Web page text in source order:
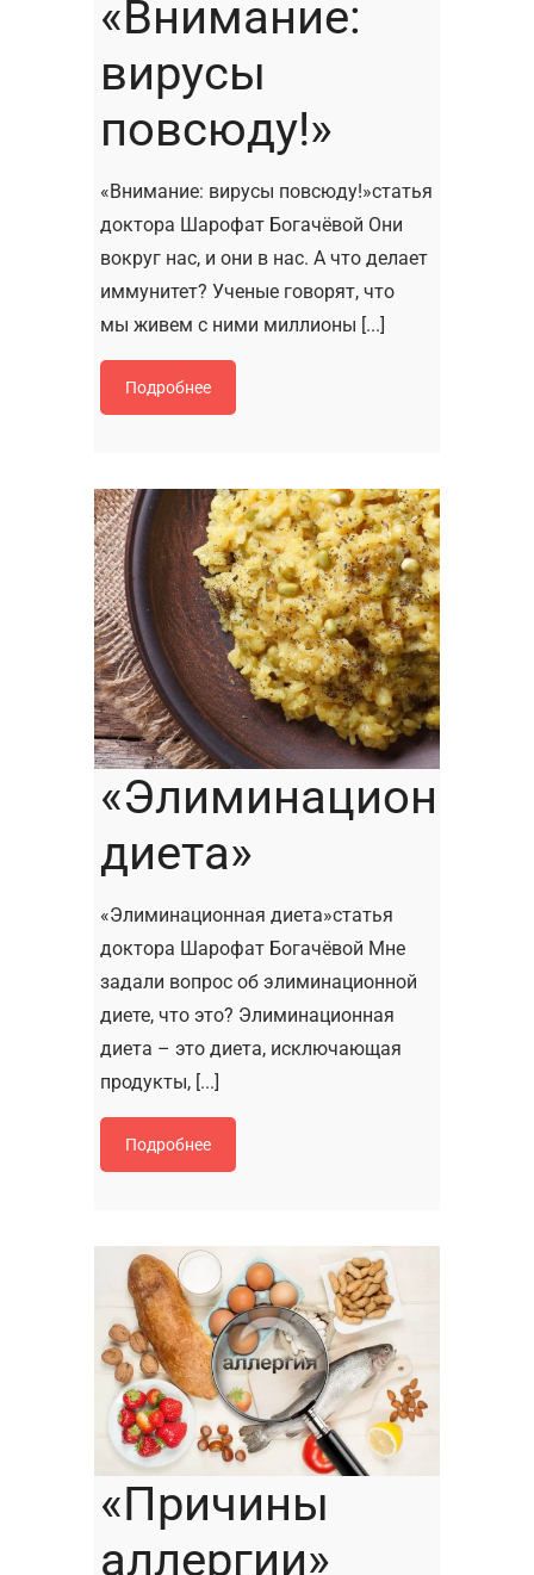
«Внимание:
вирусы
повсюду!»
«Внимание: вирусы повсюду!»статья
доктора Шарофат Богачёвой Они
вокруг нас, и они в нас. А что делает
иммунитет? Ученые говорят, что
мы живем с ними миллионы [...]
Подробнее
«Элиминационная
диета»
«Элиминационная диета»статья
доктора Шарофат Богачёвой Мне
задали вопрос об элиминационной
диете, что это? Элиминационная
диета – это диета, исключающая
продукты, [...]
Подробнее
«Причины
аллергии»